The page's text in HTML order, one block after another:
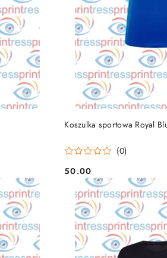
Koszulka sportowa Royal
(0)
Cena:
50.00
DO